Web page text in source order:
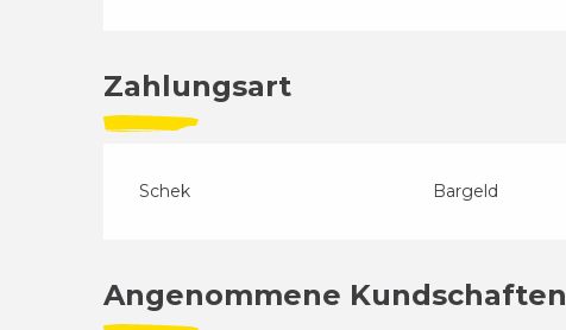
Zahlungsart
Schek Bargeld
Angenommene Kundschaften